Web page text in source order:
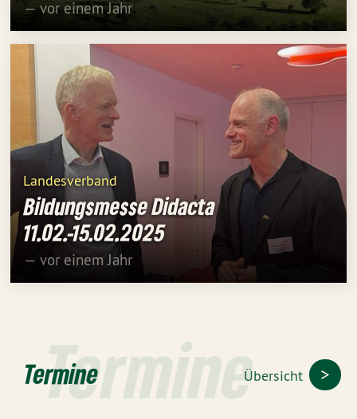
— vor einem Jahr
Landesverband
Bildungsmesse Didacta
11.02.-15.02.2025
— vor einem Jahr
Termine
TermineÜbersicht